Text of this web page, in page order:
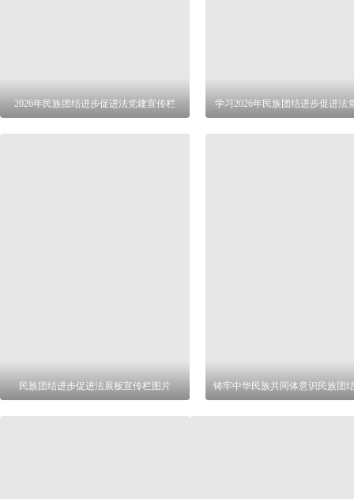
2026年民族团结进步促进法党建宣传栏 学习2026年民族团结进步促进法
民族团结进步促进法展板宣传栏图片